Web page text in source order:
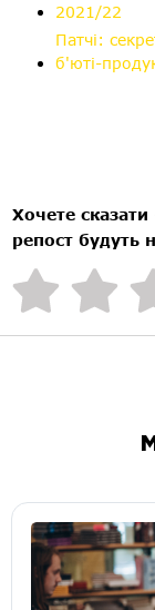
2021/22
Патчі:
б'юті-
Хочете
репост